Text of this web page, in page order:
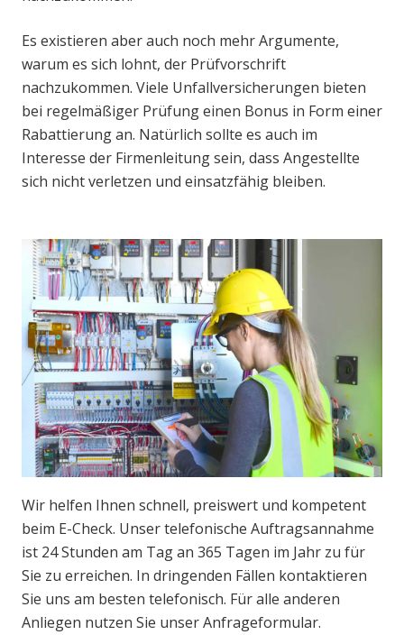
Es existieren aber auch noch mehr Argumente,
warum es sich lohnt, der Prüfvorschrift
nachzukommen. Viele Unfallversicherungen bieten
bei regelmäßiger Prüfung einen Bonus in Form einer
Rabattierung an. Natürlich sollte es auch im
Interesse der Firmenleitung sein, dass Angestellte
sich nicht verletzen und einsatzfähig bleiben.
Wir helfen Ihnen schnell, preiswert und kompetent
beim E-Check. Unser telefonische Auftragsannahme
ist 24 Stunden am Tag an 365 Tagen im Jahr zu für
Sie zu erreichen. In dringenden Fällen kontaktieren
Sie uns am besten telefonisch. Für alle anderen
Anliegen nutzen Sie unser Anfrageformular.